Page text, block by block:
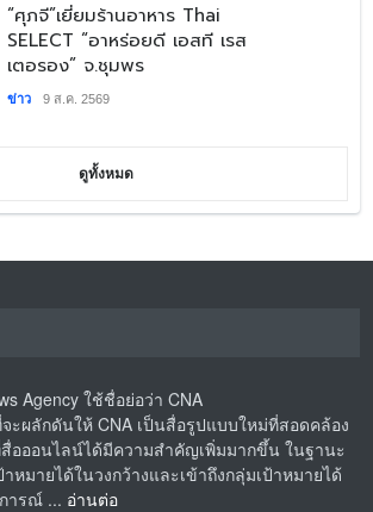
​“ศุภจี”เยี่ยมร้านอาหาร Thai
SELECT “อาหร่อยดี เอสที เรส
เตอรอง” จ.ชุมพร
ข่าว 9 ส.ค. 2569
ดูทั้งหมด
Agency ใช้ชื่อย่อว่า CNA
ะผลักดันให้ CNA เป็นสื่อรูปแบบใหม่ที่สอดคล้อง
อออนไลน์ได้มีความสำคัญเพิ่มมากขึ้น ในฐานะ
หมายได้ในวงกว้างและเข้าถึงกลุ่มเป้าหมายได้
ารณ์ ... อ่านต่อ